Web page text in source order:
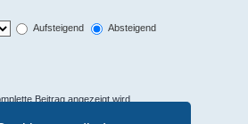
Aufsteigend
Absteigend
Beitrag angezeigt wird.